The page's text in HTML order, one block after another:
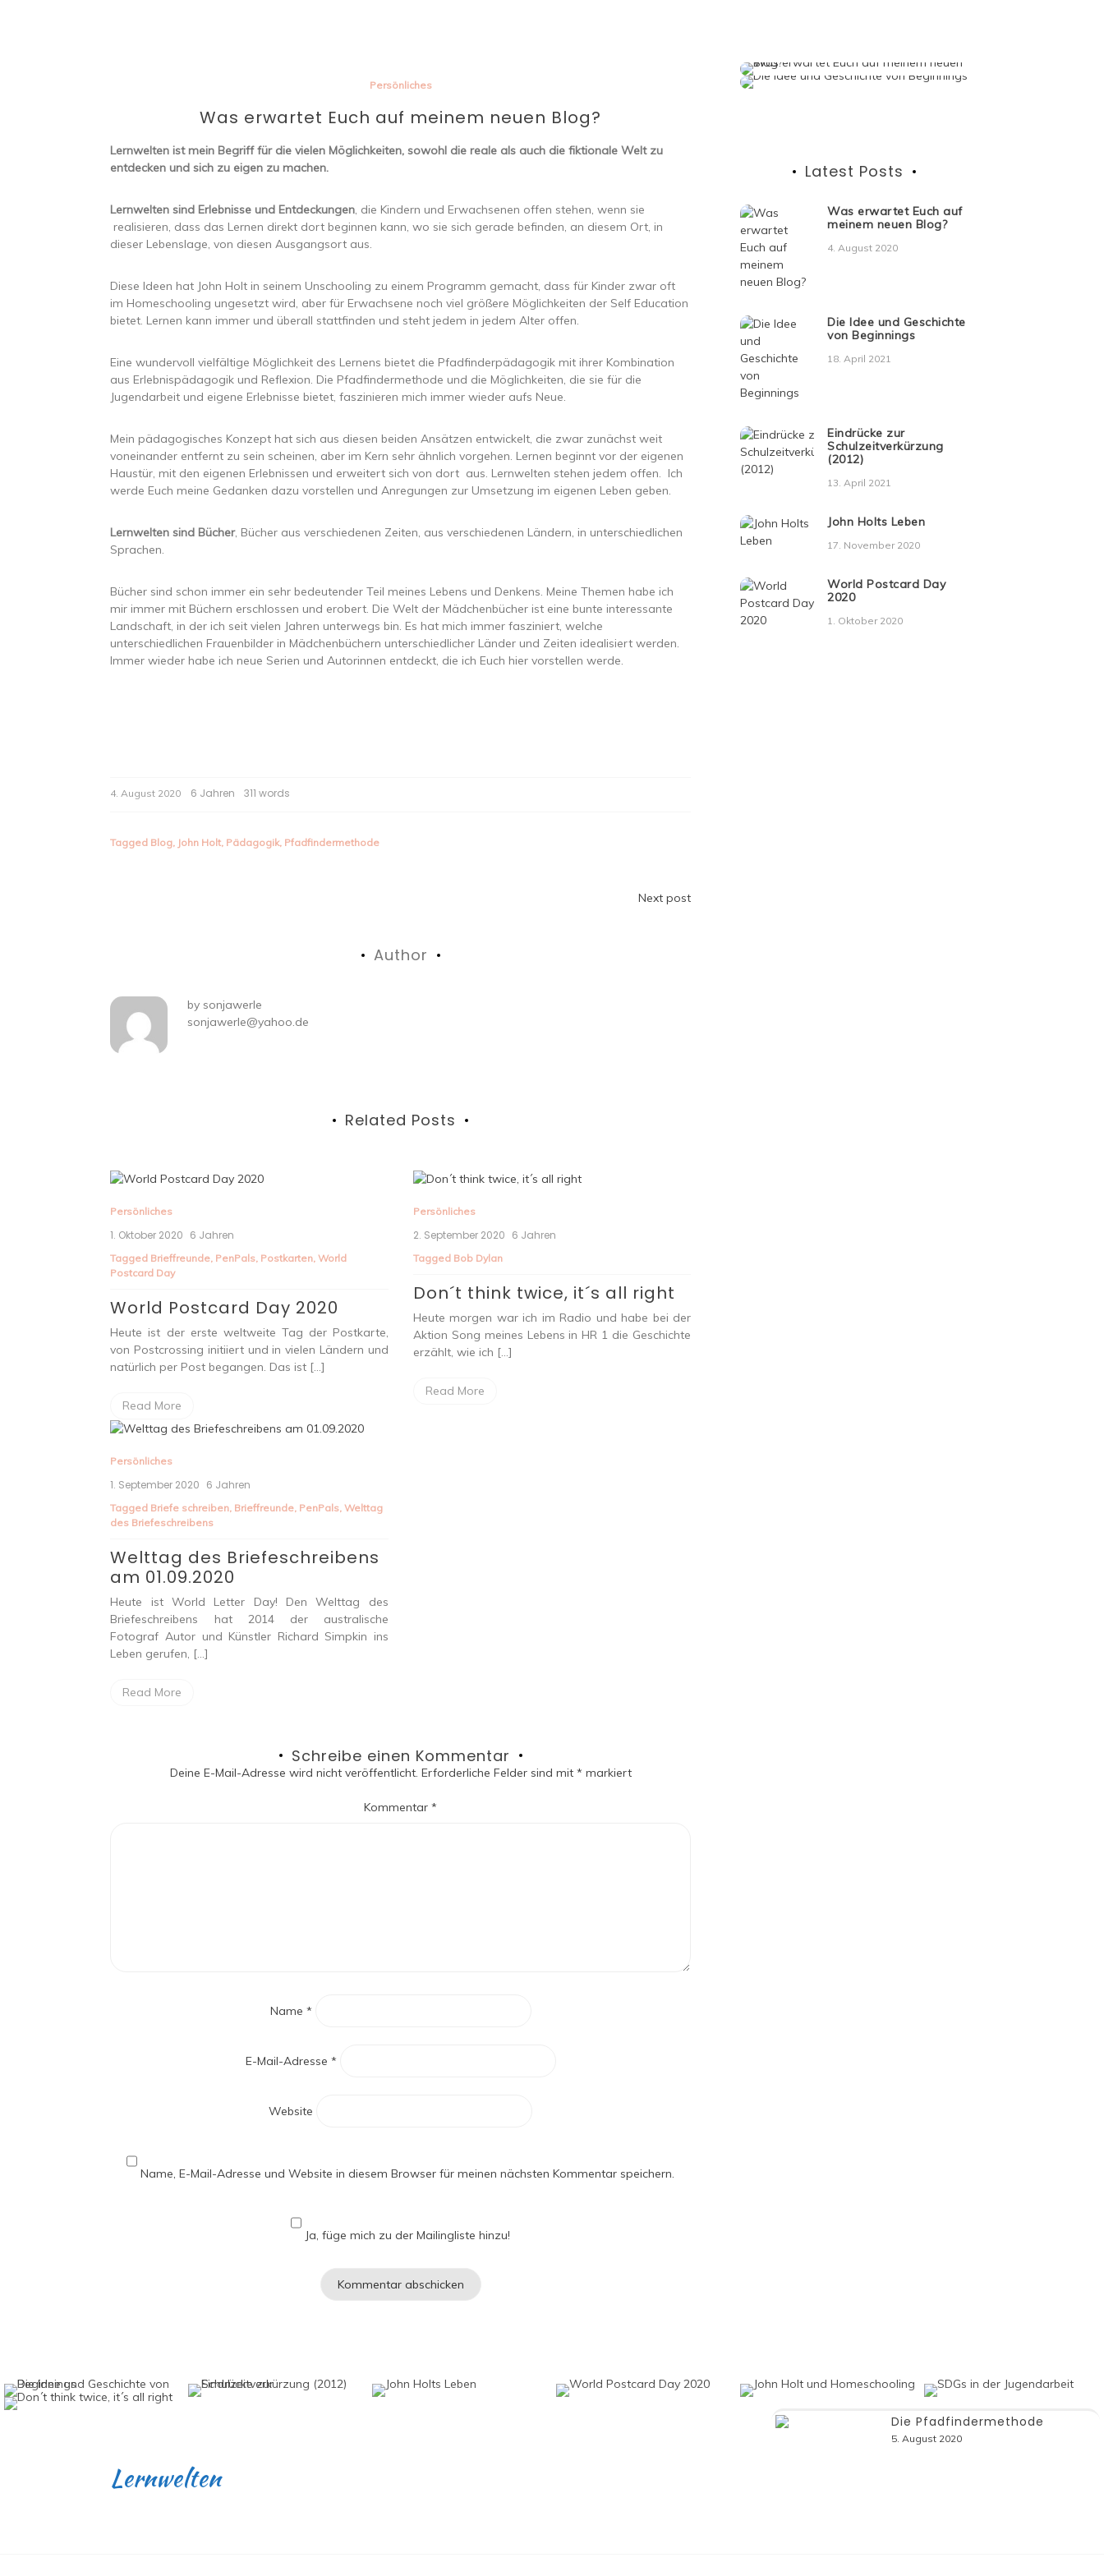
Persönliches
Was erwartet Euch auf meinem neuen Blog?
Lernwelten ist mein Begriff für die vielen Möglichkeiten, sowohl die reale als auch die fiktionale Welt zu
entdecken und sich zu eigen zu machen.
Lernwelten sind Erlebnisse und Entdeckungen, die Kindern und Erwachsenen offen stehen, wenn sie
realisieren, dass das Lernen direkt dort beginnen kann, wo sie sich gerade befinden, an diesem Ort, in
dieser Lebenslage, von diesen Ausgangsort aus.
Diese Ideen hat John Holt in seinem Unschooling zu einem Programm gemacht, dass für Kinder zwar oft
im Homeschooling ungesetzt wird, aber für Erwachsene noch viel größere Möglichkeiten der Self Education
bietet. Lernen kann immer und überall stattfinden und steht jedem in jedem Alter offen.
Eine wundervoll vielfältige Möglichkeit des Lernens bietet die Pfadfinderpädagogik mit ihrer Kombination
aus Erlebnispädagogik und Reflexion. Die Pfadfindermethode und die Möglichkeiten, die sie für die
Jugendarbeit und eigene Erlebnisse bietet, faszinieren mich immer wieder aufs Neue.
Mein pädagogisches Konzept hat sich aus diesen beiden Ansätzen entwickelt, die zwar zunächst weit
voneinander entfernt zu sein scheinen, aber im Kern sehr ähnlich vorgehen. Lernen beginnt vor der eigenen
Haustür, mit den eigenen Erlebnissen und erweitert sich von dort aus. Lernwelten stehen jedem offen. Ich
werde Euch meine Gedanken dazu vorstellen und Anregungen zur Umsetzung im eigenen Leben geben.
Lernwelten sind Bücher, Bücher aus verschiedenen Zeiten, aus verschiedenen Ländern, in unterschiedlichen
Sprachen.
Bücher sind schon immer ein sehr bedeutender Teil meines Lebens und Denkens. Meine Themen habe ich
mir immer mit Büchern erschlossen und erobert. Die Welt der Mädchenbücher ist eine bunte interessante
Landschaft, in der ich seit vielen Jahren unterwegs bin. Es hat mich immer fasziniert, welche
unterschiedlichen Frauenbilder in Mädchenbüchern unterschiedlicher Länder und Zeiten idealisiert werden.
Immer wieder habe ich neue Serien und Autorinnen entdeckt, die ich Euch hier vorstellen werde.
4. August 2020 6 Jahren 311 words
Tagged Blog, John Holt, Pädagogik, Pfadfindermethode
Next post
Author
by sonjawerle
sonjawerle@yahoo.de
Related Posts
Persönliches
1. Oktober 2020 6 Jahren
Tagged Brieffreunde, PenPals, Postkarten,World
Postcard Day
World Postcard Day 2020
Heute ist der erste weltweite Tag der Postkarte,
von Postcrossing initiiert und in vielen Ländern und
natürlich per Post begangen. Das ist […]
Read More
Persönliches
2. September 2020 6 Jahren
Tagged Bob Dylan
Don´t think twice, it´s all right
Heute morgen war ich im Radio und habe bei der
Aktion Song meines Lebens in HR 1 die Geschichte
erzählt, wie ich […]
Read More
Persönliches
1. September 2020 6 Jahren
Tagged Briefe schreiben, Brieffreunde, PenPals,Welttag
des Briefeschreibens
Welttag des Briefeschreibens
am 01.09.2020
Heute ist World Letter Day! Den Welttag des
Briefeschreibens hat 2014 der australische
Fotograf Autor und Künstler Richard Simpkin ins
Leben gerufen, […]
Read More
Schreibe einen Kommentar
Deine E-Mail-Adresse wird nicht veröffentlicht. Erforderliche Felder sind mit * markiert
Kommentar*
Name *
E-Mail-Adresse *
Website
Name, E-Mail-Adresse und Website in diesem Browser für meinen nächsten Kommentar speichern.
Ja, füge mich zu der Mailingliste hinzu!
Latest Posts
Was erwartet Euch auf
meinem neuen Blog?
4. August 2020
Die Idee und Geschichte
von Beginnings
18. April 2021
Eindrücke zur
Schulzeitverkürzung
(2012)
13. April 2021
John Holts Leben
17. November 2020
World Postcard Day
2020
1. Oktober 2020
Die Pfadfindermethode
5. August 2020
Lernwelten